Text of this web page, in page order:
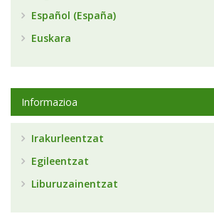
Español (España)
Euskara
Informazioa
Irakurleentzat
Egileentzat
Liburuzainentzat